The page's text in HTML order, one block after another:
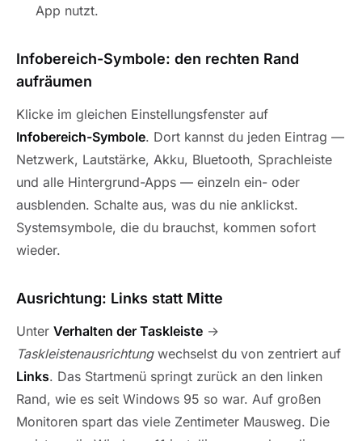
App nutzt.
Infobereich-Symbole: den rechten Rand
aufräumen
Klicke im gleichen Einstellungsfenster auf
Infobereich-Symbole. Dort kannst du jeden Eintrag —
Netzwerk, Lautstärke, Akku, Bluetooth, Sprachleiste
und alle Hintergrund-Apps — einzeln ein- oder
ausblenden. Schalte aus, was du nie anklickst.
Systemsymbole, die du brauchst, kommen sofort
wieder.
Ausrichtung: Links statt Mitte
Unter Verhalten der Taskleiste →
Taskleistenausrichtungwechselst du von zentriert auf
Links. Das Startmenü springt zurück an den linken
Rand, wie es seit Windows 95 so war. Auf großen
Monitoren spart das viele Zentimeter Mausweg. Die